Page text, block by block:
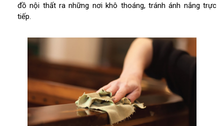
đồ nội thất ra những nơi khô thoáng, tránh ánh nắng trực
tiếp.